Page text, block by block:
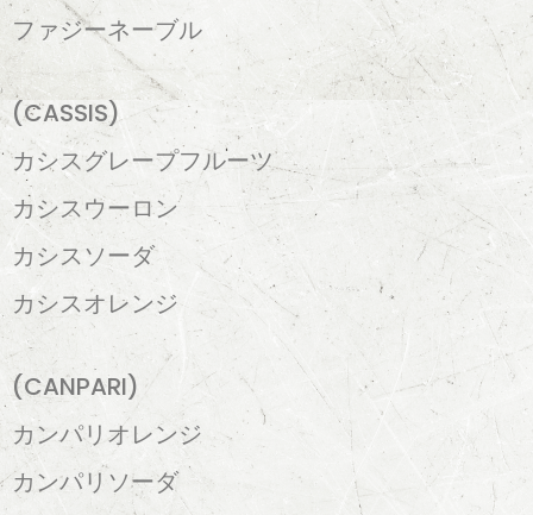
ファジーネーブル
(CASSIS)
カシスグレープフルーツ
カシスウーロン
カシスソーダ
カシスオレンジ
(CANPARI)
カンパリオレンジ
カンパリソーダ